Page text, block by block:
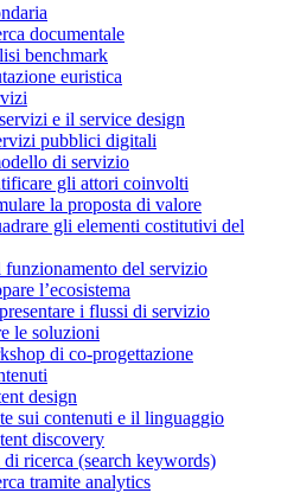
documentale
benchmark
euristica
e il service design
pubblici digitali
di servizio
gli attori coinvolti
la proposta di valore
gli elementi costitutivi del
del servizio
l’ecosistema
i flussi di servizio
le soluzioni
di co-progettazione
design
sui contenuti e il linguaggio
discovery
ricerca (search keywords)
tramite analytics